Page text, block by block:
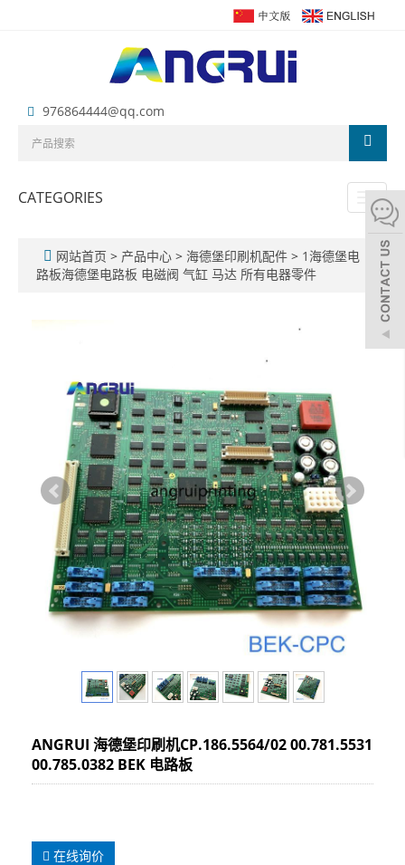
976864444@qq.com
Toggle
CATEGORIES
网站首页 > 产品中心 > 海德堡印刷机配件 > 1海德堡电
路板海德堡电路板 电磁阀 气缸 马达 所有电器零件
ANGRUI 海德堡印刷机CP.186.5564/02 00.781.5531
00.785.0382 BEK 电路板
在线询价